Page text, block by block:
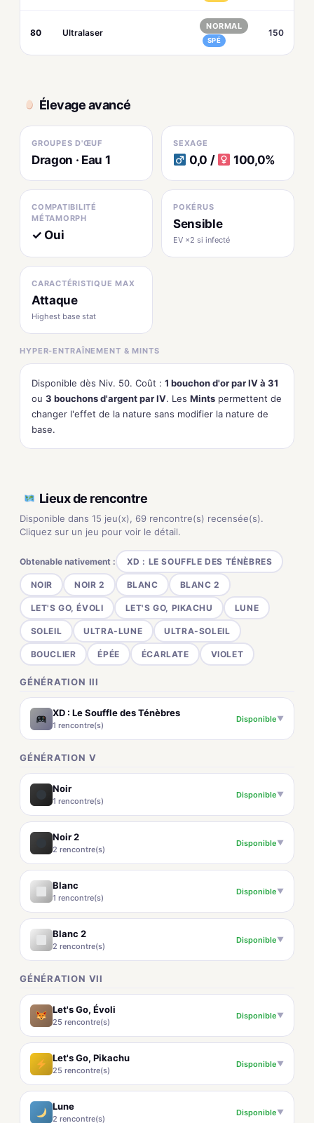
80 Ultralaser
NORMAL
SPÉ
150
Élevage avancé
GROUPES D'ŒUF
Dragon · Eau 1
SEXAGE
0,0 / 100,0%
COMPATIBILITÉ
MÉTAMORPH
✓ Oui
POKÉRUS
Sensible
EV ×2 si infecté
CARACTÉRISTIQUE MAX
Attaque
Highest base stat
HYPER-ENTRAÎNEMENT & MINTS
Disponible dès Niv. 50. Coût : 1 bouchon d'or par IV à 31
ou 3 bouchons d'argent par IV. Les Mints permettent de
changer l'effet de la nature sans modifier la nature de
base.
Lieux de rencontre
Disponible dans 15 jeu(x), 69 rencontre(s) recensée(s).
Cliquez sur un jeu pour voir le détail.
Obtenable nativement : XD : LE SOUFFLE DES TÉNÈBRES
NOIR NOIR 2 BLANC BLANC 2
LET'S GO, ÉVOLI LET'S GO, PIKACHU LUNE
SOLEIL ULTRA-LUNE ULTRA-SOLEIL
BOUCLIER ÉPÉE ÉCARLATE VIOLET
GÉNÉRATION III
XD : Le Souffle des Ténèbres
1 rencontre(s)
Disponible▼
GÉNÉRATION V
Noir
1 rencontre(s)
Disponible▼
Noir 2
2 rencontre(s)
Disponible▼
Blanc
1 rencontre(s)
Disponible▼
Blanc 2
2 rencontre(s)
Disponible▼
GÉNÉRATION VII
Let's Go, Évoli
25 rencontre(s)
Disponible▼
Let's Go, Pikachu
25 rencontre(s)
Disponible▼
Lune
2 rencontre(s)
Disponible▼